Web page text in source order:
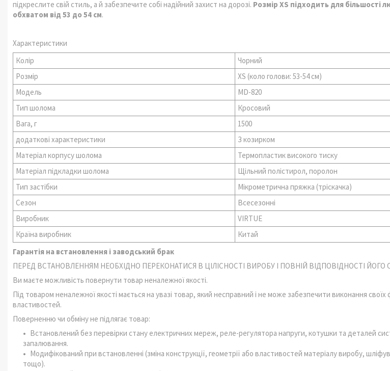
підкреслите свій стиль, а й забезпечите собі надійний захист на дорозі. Розмір XS підходить для більшості
обхватом від 53 до 54 см.
Характеристики
Колір
Чорний
Розмір
XS (коло голови: 53-54 см)
Модель
MD-820
Тип шолома
Кросовий
Вага, г
1500
додаткові характеристики
З козирком
Матеріал корпусу шолома
Термопластик високого тиску
Матеріал підкладки шолома
Щільний полістирол, поролон
Тип застібки
Мікрометрична пряжка (тріскачка)
Сезон
Всесезонні
Виробник
VIRTUE
Країна виробник
Китай
Гарантія на встановлення і заводський брак
ПЕРЕД ВСТАНОВЛЕННЯМ НЕОБХІДНО ПЕРЕКОНАТИСЯ В ЦІЛІСНОСТІ ВИРОБУ І ПОВНІЙ ВІДПОВІДНОСТІ ЙОГО
Ви маєте можливість повернути товар неналежної якості.
Під товаром неналежної якості мається на увазі товар, який несправний і не може забезпечити виконання своїх
властивостей.
Поверненню чи обміну не підлягає товар:
Встановлений без перевірки стану електричних мереж, реле-регулято­ра напруги, котушки та деталей
запалювання.
Модифікований при встановленні (зміна конструкції, геометрії або властивостей матеріалу виробу,
тощо).